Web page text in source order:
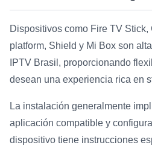
Dispositivos como Fire TV Stick,
platform, Shield y Mi Box son
IPTV Brasil, proporcionando
desean una experiencia rica en
La instalación generalmente
aplicación compatible y
dispositivo tiene instrucciones